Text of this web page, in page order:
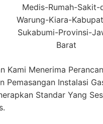
Medis-Rumah-Sakit-
Warung-Kiara-
Sukabumi-Provinsi-
Barat
Kami Menerima
Pemasangan Instalasi
Standar Yang